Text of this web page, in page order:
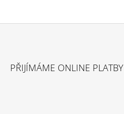
PŘIJÍMÁME ONLINE PLATBY